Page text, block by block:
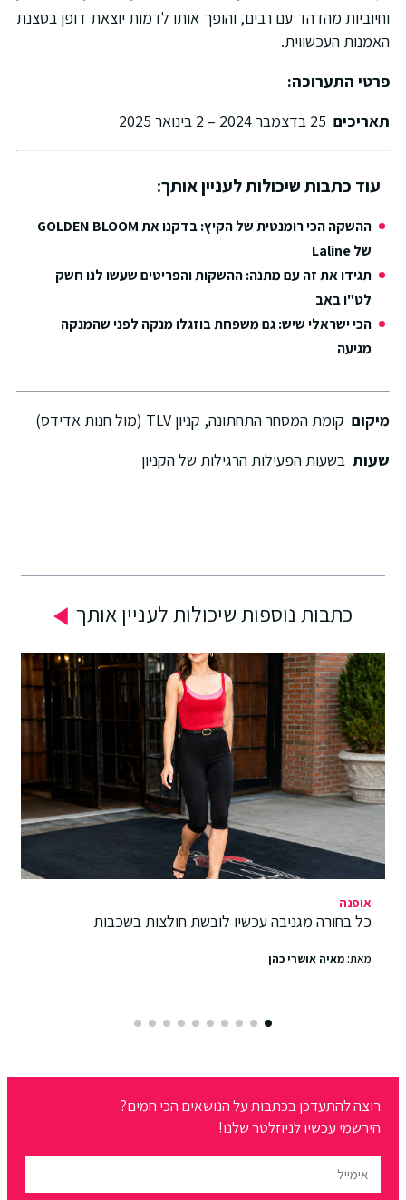
מהדהד עם רבים, והופך אותו לדמות יוצאת דופן בסצנת
העכשווית.
התערוכה:
25 בדצמבר 2024 – 2 בינואר 2025
עוד כתבות שיכולות לעניין אותך:
ההשקה הכי רומנטית של הקיץ: בדקנו את GOLDEN BLOOM
תגידו את זה עם מתנה: ההשקות והפריטים שעשו לנו חשק
לט"ו באב
הכי ישראלי שיש: גם משפחת בוזגלו מנקה לפני שהמנקה
מגיעה
קומת המסחר התחתונה, קניון TLV (מול חנות אדידס)
בשעות הפעילות הרגילות של הקניון
כתבות נוספות שיכולות לעניין אותך
אופנה
כל בחורה מגניבה עכשיו לובשת חולצות בשכבות
מאת:מאיה אושרי כהן
רוצה להתעדכן בכתבות על הנושאים הכי חמים?
הירשמי עכשיו לניוזלטר שלנו!